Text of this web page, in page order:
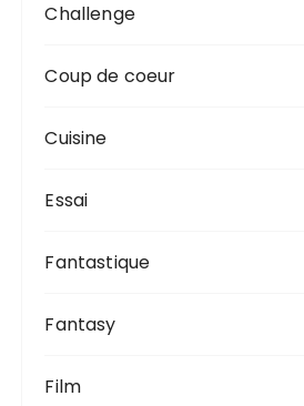
Challenge
Coup de coeur
Cuisine
Essai
Fantastique
Fantasy
Film